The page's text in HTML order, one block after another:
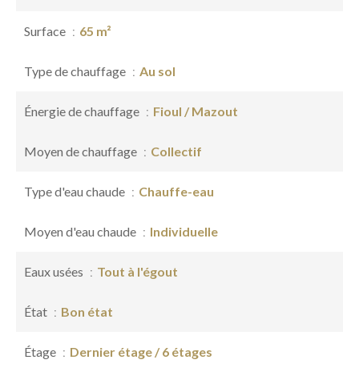
Surface 65 m²
Type de chauffage Au sol
Énergie de chauffage Fioul / Mazout
Moyen de chauffage Collectif
Type d'eau chaude Chauffe-eau
Moyen d'eau chaude Individuelle
Eaux usées Tout à l'égout
État Bon état
Étage Dernier étage / 6 étages